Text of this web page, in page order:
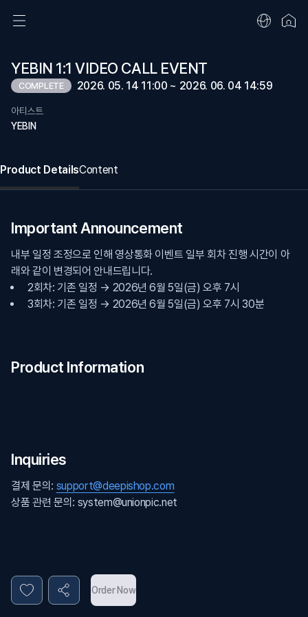
YEBIN 1:1 VIDEO CALL EVENT
COMPLETE 2026. 05. 14 11:00 ~ 2026. 06. 04 14:59
아티스트
YEBIN
Product DetailsContent
Important Announcement
내부 일정 조정으로 인해 영상통화 이벤트 일부 회차 진행 시간이 아
래와 같이 변경되어 안내드립니다.
2회차: 기존 일정 → 2026년 6월 5일(금) 오후 7시
3회차: 기존 일정 → 2026년 6월 5일(금) 오후 7시 30분
Product Information
Inquiries
결제 문의: support@deepishop.com
상품 관련 문의: system@unionpic.net
Order Now
Privacy policyTerms and conditions
COMPANY디피샵 주식회사